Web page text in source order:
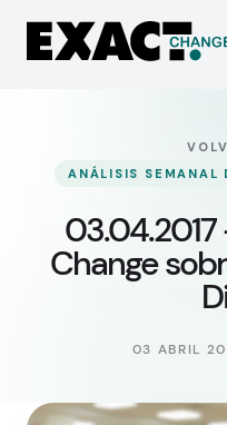
ANÁLISIS SEMANAL
Change
03 ABRIL